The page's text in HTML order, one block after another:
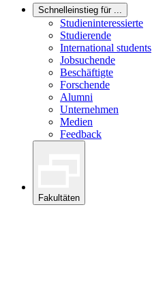
Schnelleinstieg für ...
Studieninteressierte
Studierende
International students
Jobsuchende
Beschäftigte
Forschende
Alumni
Unternehmen
Medien
Feedback
Fakultäten